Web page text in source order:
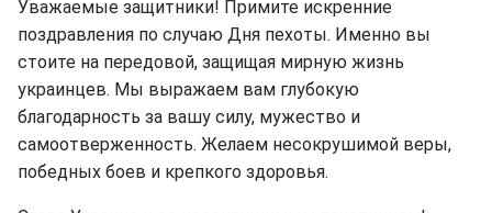
Уважаемые защитники! Примите искренние
поздравления по случаю Дня пехоты. Именно вы
стоите на передовой, защищая мирную жизнь
украинцев. Мы выражаем вам глубокую
благодарность за вашу силу, мужество и
самоотверженность. Желаем несокрушимой веры,
победных боев и крепкого здоровья.